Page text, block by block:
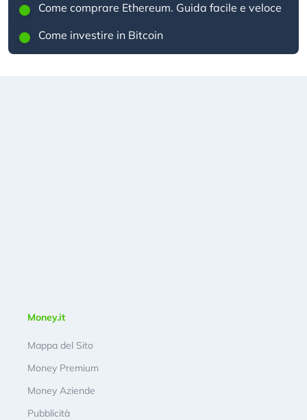
Come comprare Ethereum. Guida facile e veloce
Come investire in Bitcoin
Money.it
Mappa del Sito
Money Premium
Money Aziende
Pubblicità